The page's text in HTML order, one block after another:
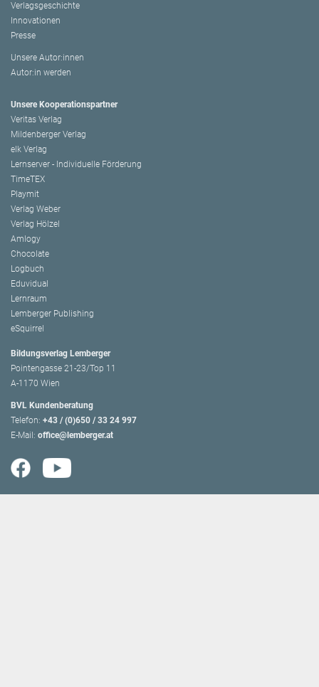
Verlagsgeschichte
Innovationen
Presse
Unsere Autor:innen
Autor:in werden
Unsere Kooperationspartner
Veritas Verlag
Mildenberger Verlag
elk Verlag
Lernserver - Individuelle Förderung
TimeTEX
Playmit
Verlag Weber
Verlag Hölzel
Amlogy
Chocolate
Logbuch
Eduvidual
Lernraum
Lemberger Publishing
eSquirrel
Bildungsverlag Lemberger
Pointengasse 21-23/Top 11
A-1170 Wien
BVL Kundenberatung
Telefon: +43 / (0)650 / 33 24 997
E-Mail: office@lemberger.at